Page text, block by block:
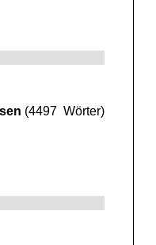
(4497 Wörter)